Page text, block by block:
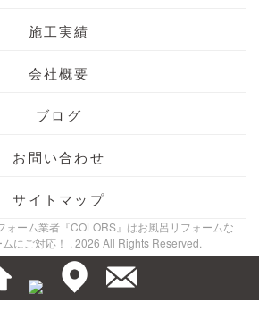
施工実績
会社概要
ブログ
お問い合わせ
サイトマップ
ーム業者『COLORS』はお風呂リフォームな
にご対応！ , 2026 All Rights Reserved.